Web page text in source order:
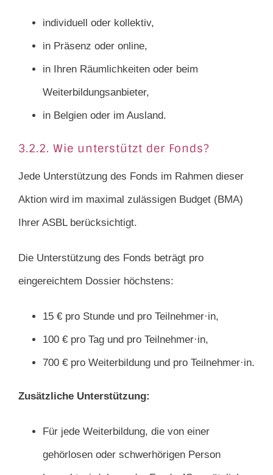
individuell oder kollektiv,
in Präsenz oder online,
in Ihren Räumlichkeiten oder beim
Weiterbildungsanbieter,
in Belgien oder im Ausland.
3.2.2. Wie unterstützt der Fonds?
Jede Unterstützung des Fonds im Rahmen dieser
Aktion wird im maximal zulässigen Budget (BMA)
Ihrer ASBL berücksichtigt.
Die Unterstützung des Fonds beträgt pro
eingereichtem Dossier höchstens:
15 € pro Stunde und pro Teilnehmer·in,
100 € pro Tag und pro Teilnehmer·in,
700 € pro Weiterbildung und pro Teilnehmer·in.
Zusätzliche Unterstützung:
Für jede Weiterbildung, die von einer
gehörlosen oder schwerhörigen Person